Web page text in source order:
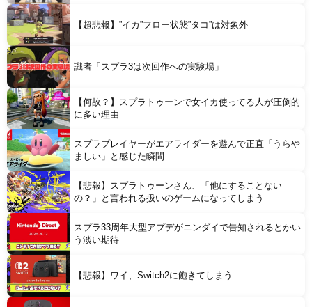
Powered by livedoor 相互RSS【超悲報】”イカ”フロー状態”タコ”は対象外
識者「スプラ3は次回作への実験場」
【何故？】スプラトゥーンで女イカ使ってる人が圧倒的
に多い理由
スプラプレイヤーがエアライダーを遊んで正直「うらや
ましい」と感じた瞬間
【悲報】スプラトゥーンさん、「他にすることない
の？」と言われる扱いのゲームになってしまう
スプラ33周年大型アプデがニンダイで告知されるとかい
う淡い期待
【悲報】ワイ、Switch2に飽きてしまう